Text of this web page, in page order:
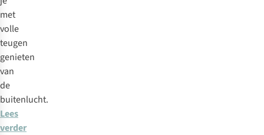
met
volle
teugen
genieten
van
de
buitenlucht.
Lees
verder